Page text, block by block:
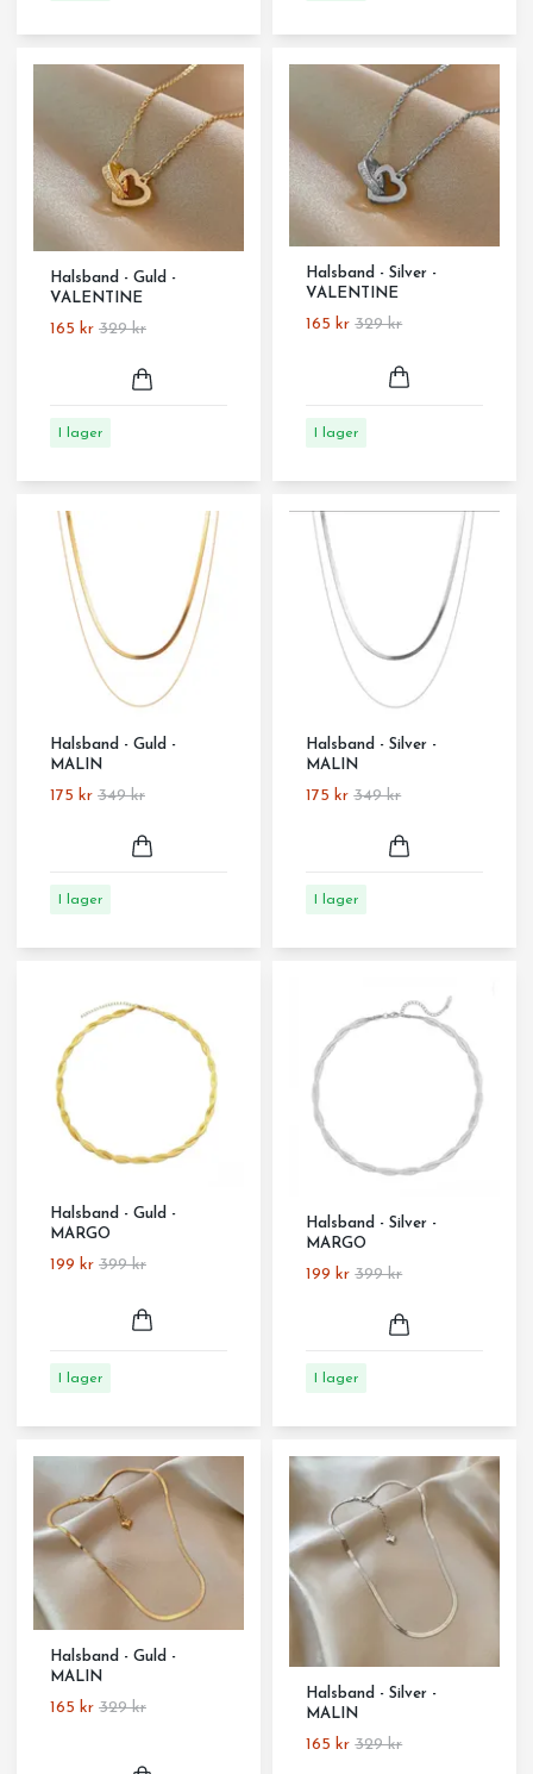
Halsband - Guld -
VALENTINE
165 kr 329 kr
I lager
Halsband - Silver -
VALENTINE
165 kr 329 kr
I lager
Halsband - Guld -
MALIN
175 kr 349 kr
I lager
Halsband - Silver -
MALIN
175 kr 349 kr
I lager
Halsband - Guld -
MARGO
199 kr 399 kr
I lager
Halsband - Silver -
MARGO
199 kr 399 kr
I lager
Halsband - Guld -
MALIN
165 kr 329 kr
Halsband - Silver -
MALIN
165 kr 329 kr